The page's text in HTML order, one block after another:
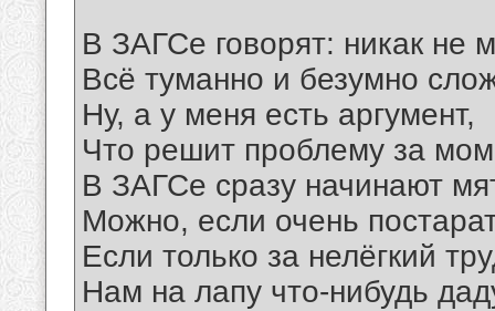
В ЗАГСе говорят: никак не
Всё туманно и безумно
Ну, а у меня есть аргумент,
Что решит проблему за
В ЗАГСе сразу начинают
Можно, если очень
Если только за нелёгкий
Нам на лапу что-нибудь